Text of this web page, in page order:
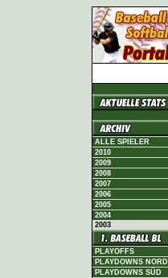
ALLE SPIELER
2010
2009
2008
2007
2006
2005
2004
2003
PLAYOFFS
PLAYDOWNS NORD
PLAYDOWNS SÜD